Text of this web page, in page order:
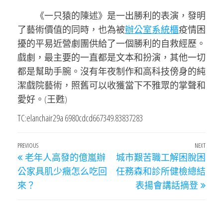
《一只猿的陳述》是一出勝利的表演，發明
了藝術價值的同時，也為被辦公室系統櫃疫情困
擾的平易近營劇團供給了一個勝利的自救經歷。
戲劇，最主要的一直都是文本和扮演，其他一切
都是幫助手腕。沒有年夜制作和高科技傍身的純
潔戲院藝術，照舊可以收獲當下不雅眾的掌聲和
愛好。(王甦)
TC:elanchair29a 6980cdcd667349.83837283
文
章
導
Previous
Post
PREVIOUS
老年人高發的億嵐辦
公家具肌少癥怎么吃回
來？
Next
NEXT
城市艱苦職工解困脫困
任務森和診所健檢總結
表揚會講話摘登